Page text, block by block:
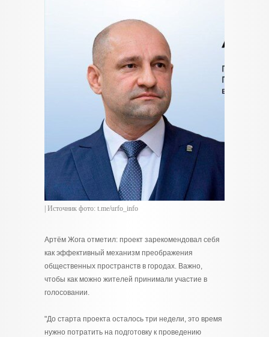
| Источник фото: t.me/urfo_info
Артём Жога отметил: проект зарекомендовал себя
как эффективный механизм преображения
общественных пространств в городах. Важно,
чтобы как можно жителей принимали участие в
голосовании.
"До старта проекта осталось три недели, это время
нужно потратить на подготовку к проведению